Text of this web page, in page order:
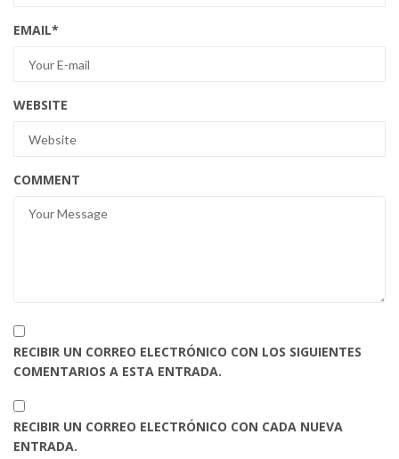
EMAIL*
WEBSITE
COMMENT
RECIBIR UN CORREO ELECTRÓNICO CON LOS SIGUIENTES
COMENTARIOS A ESTA ENTRADA.
RECIBIR UN CORREO ELECTRÓNICO CON CADA NUEVA
ENTRADA.